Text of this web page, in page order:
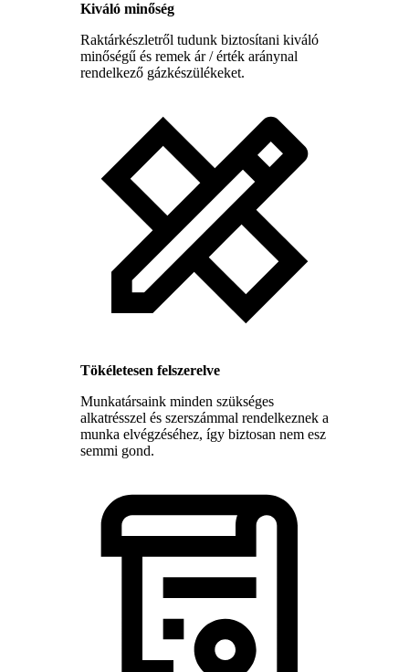
Kiváló minőség
Raktárkészletről tudunk biztosítani kiváló
minőségű és remek ár / érték aránynal
rendelkező gázkészülékeket.
Tökéletesen felszerelve
Munkatársaink minden szükséges
alkatrésszel és szerszámmal rendelkeznek a
munka elvégzéséhez, így biztosan nem esz
semmi gond.